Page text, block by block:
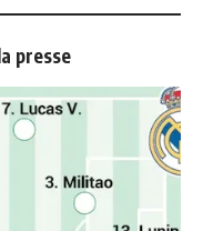
presse